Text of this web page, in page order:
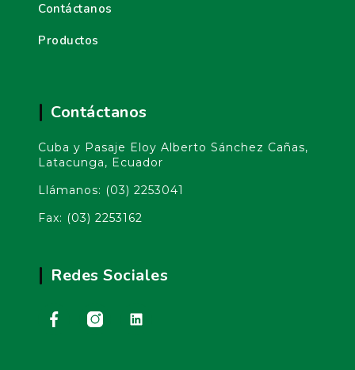
Contáctanos
Productos
Contáctanos
Cuba y Pasaje Eloy Alberto Sánchez Cañas,
Latacunga, Ecuador
Llámanos: (03) 2253041
Fax: (03) 2253162
Redes Sociales